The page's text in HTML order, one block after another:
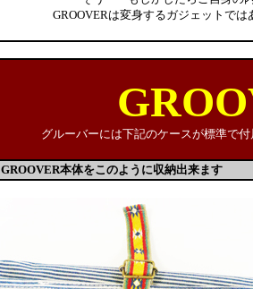
GROOVERは変身するガジェットで
グルーバーには下記のケースが標準で
GROOVER本体をこのように収納出来ます